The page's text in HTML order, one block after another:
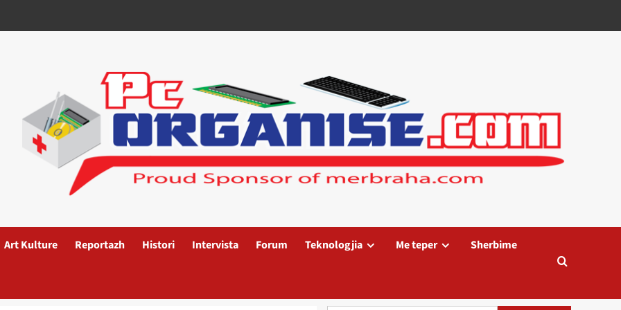
Art Kulture Reportazh Histori Intervista Forum Teknologjia Me teper Sherbime